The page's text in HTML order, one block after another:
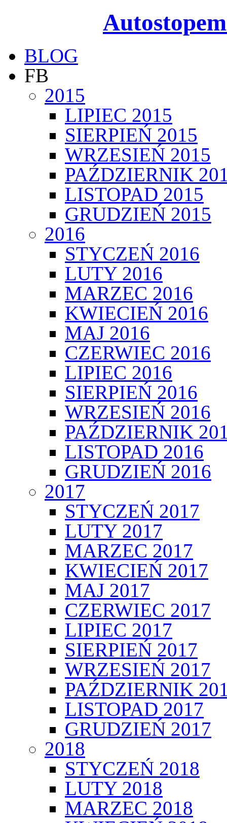
BLOG
FB
2015
LIPIEC 2015
SIERPIEŃ 2015
WRZESIEŃ 2015
PAŹDZIERNIK
LISTOPAD 2015
GRUDZIEŃ 2015
2016
STYCZEŃ 2016
LUTY 2016
MARZEC 2016
KWIECIEŃ 2016
MAJ 2016
CZERWIEC 2016
LIPIEC 2016
SIERPIEŃ 2016
WRZESIEŃ 2016
PAŹDZIERNIK
LISTOPAD 2016
GRUDZIEŃ 2016
2017
STYCZEŃ 2017
LUTY 2017
MARZEC 2017
KWIECIEŃ 2017
MAJ 2017
CZERWIEC 2017
LIPIEC 2017
SIERPIEŃ 2017
WRZESIEŃ 2017
PAŹDZIERNIK
LISTOPAD 2017
GRUDZIEŃ 2017
2018
STYCZEŃ 2018
LUTY 2018
MARZEC 2018